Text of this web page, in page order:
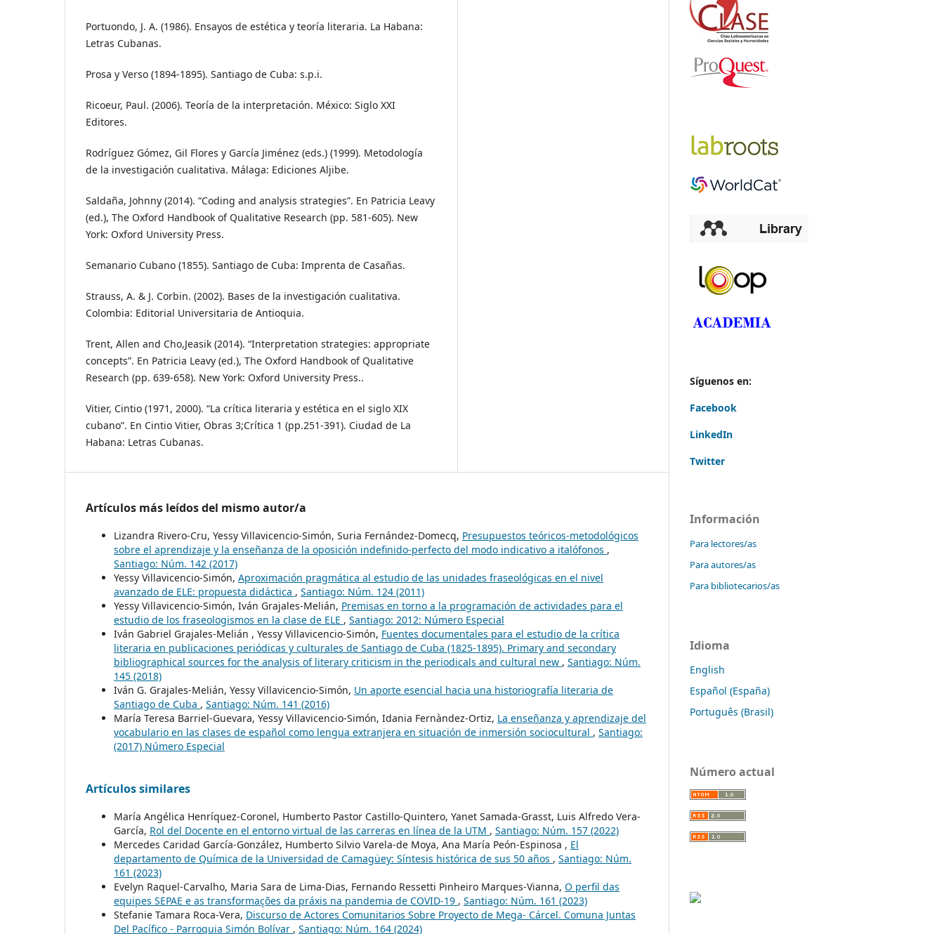
Portuondo, J. A. (1986). Ensayos de estética y teoría literaria. La Habana:
Letras Cubanas.
Prosa y Verso (1894-1895). Santiago de Cuba: s.p.i.
Ricoeur, Paul. (2006). Teoría de la interpretación. México: Siglo XXI
Editores.
Rodríguez Gómez, Gil Flores y García Jiménez (eds.) (1999). Metodología
de la investigación cualitativa. Málaga: Ediciones Aljibe.
Saldaña, Johnny (2014). “Coding and analysis strategies”. En Patricia Leavy
(ed.), The Oxford Handbook of Qualitative Research (pp. 581-605). New
York: Oxford University Press.
Semanario Cubano (1855). Santiago de Cuba: Imprenta de Casañas.
Strauss, A. & J. Corbin. (2002). Bases de la investigación cualitativa.
Colombia: Editorial Universitaria de Antioquia.
Trent, Allen and Cho,Jeasik (2014). “Interpretation strategies: appropriate
concepts”. En Patricia Leavy (ed.), The Oxford Handbook of Qualitative
Research (pp. 639-658). New York: Oxford University Press..
Vitier, Cintio (1971, 2000). “La crítica literaria y estética en el siglo XIX
cubano”. En Cintio Vitier, Obras 3;Crítica 1 (pp.251-391). Ciudad de La
Habana: Letras Cubanas.
Artículos más leídos del mismo autor/a
Lizandra Rivero-Cru, Yessy Villavicencio-Simón, Suria Fernández-Domecq, Presupuestos teóricos-metodológicos
sobre el aprendizaje y la enseñanza de la oposición indefinido-perfecto del modo indicativo a italófonos ,
Santiago: Núm. 142 (2017)
Yessy Villavicencio-Simón, Aproximación pragmática al estudio de las unidades fraseológicas en el nivel
avanzado de ELE: propuesta didáctica , Santiago: Núm. 124 (2011)
Yessy Villavicencio-Simón, Iván Grajales-Melián, Premisas en torno a la programación de actividades para el
estudio de los fraseologismos en la clase de ELE , Santiago: 2012: Número Especial
Iván Gabriel Grajales-Melián , Yessy Villavicencio-Simón, Fuentes documentales para el estudio de la crítica
literaria en publicaciones periódicas y culturales de Santiago de Cuba (1825-1895). Primary and secondary
bibliographical sources for the analysis of literary criticism in the periodicals and cultural new , Santiago: Núm.
145 (2018)
Iván G. Grajales-Melián, Yessy Villavicencio-Simón, Un aporte esencial hacia una historiografía literaria de
Santiago de Cuba , Santiago: Núm. 141 (2016)
María Teresa Barriel-Guevara, Yessy Villavicencio-Simón, Idania Fernàndez-Ortiz, La enseñanza y aprendizaje del
vocabulario en las clases de español como lengua extranjera en situación de inmersión sociocultural , Santiago:
(2017) Número Especial
Artículos similares
María Angélica Henríquez-Coronel, Humberto Pastor Castillo-Quintero, Yanet Samada-Grasst, Luis Alfredo Vera-
García, Rol del Docente en el entorno virtual de las carreras en línea de la UTM , Santiago: Núm. 157 (2022)
Mercedes Caridad García-González, Humberto Silvio Varela-de Moya, Ana María Peón-Espinosa , El
departamento de Química de la Universidad de Camagüey: Síntesis histórica de sus 50 años , Santiago: Núm.
161 (2023)
Evelyn Raquel-Carvalho, Maria Sara de Lima-Dias, Fernando Ressetti Pinheiro Marques-Vianna, O perfil das
equipes SEPAE e as transformações da práxis na pandemia de COVID-19 , Santiago: Núm. 161 (2023)
Stefanie Tamara Roca-Vera, Discurso de Actores Comunitarios Sobre Proyecto de Mega- Cárcel. Comuna Juntas
Del Pacífico - Parroquia Simón Bolívar , Santiago: Núm. 164 (2024)
Síguenos en:
Facebook
LinkedIn
Twitter
Información
Para lectores/as
Para autores/as
Para bibliotecarios/as
Idioma
English
Español (España)
Português (Brasil)
Número actual